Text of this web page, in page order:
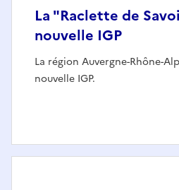
La "Raclette de
nouvelle IGP
La région Auvergne-Rhône-
nouvelle IGP.